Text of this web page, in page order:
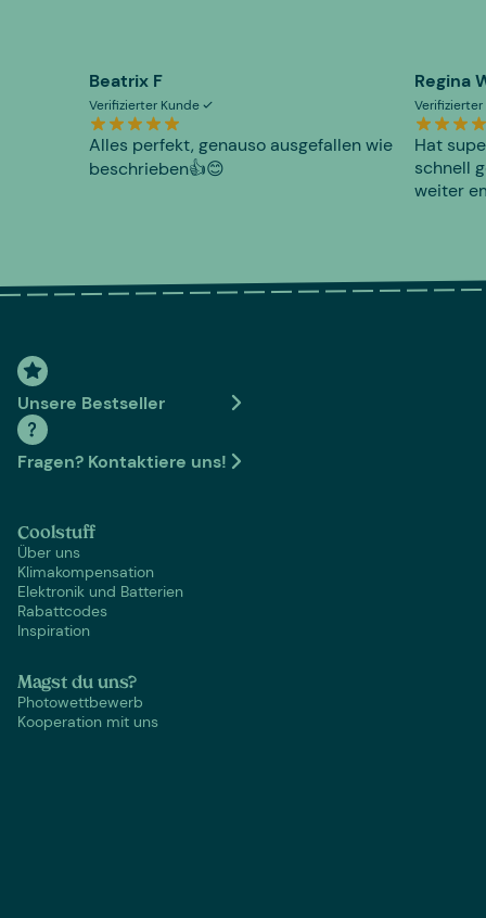
Beatrix F
Verifizierter Kunde
Alles perfekt, genauso ausgefallen wie
beschrieben👍😊
Regina
Hat
schnell
weiter
Unsere Bestseller
Fragen? Kontaktiere uns!
Coolstuff
Über uns
Klimakompensation
Elektronik und Batterien
Rabattcodes
Inspiration
Magst du uns?
Photowettbewerb
Kooperation mit uns